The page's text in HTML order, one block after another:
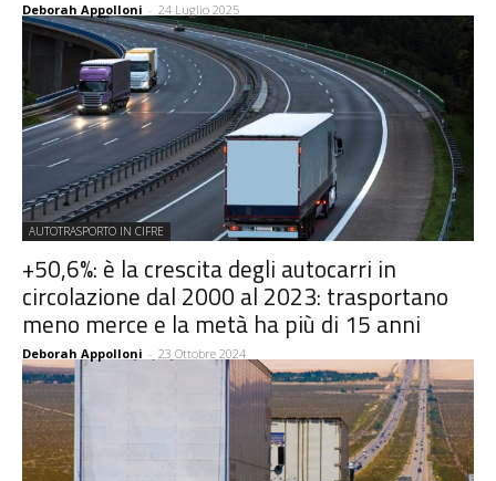
Deborah Appolloni - 24 Luglio 2025
AUTOTRASPORTO IN CIFRE
+50,6%: è la crescita degli autocarri in
circolazione dal 2000 al 2023: trasportano
meno merce e la metà ha più di 15 anni
Deborah Appolloni - 23 Ottobre 2024